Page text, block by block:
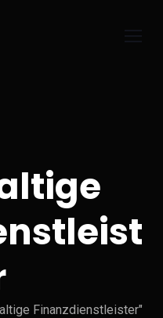
Finanzdienstleister"